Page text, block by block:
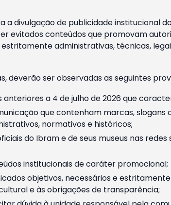
a divulgação de publicidade institucional
evitados conteúdos que promovam
administrativas, técnicas,
deverão ser observadas as seguintes
a 4 de julho de 2026 que
que contenham marcas,
normativos e históricos;
do Ibram e de seus museus nas
institucionais de caráter promocional;
objetivos, necessários e
e às obrigações de transparência;